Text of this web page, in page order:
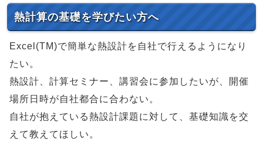
熱計算の基礎を学びたい方へ
Excel(TM)で簡単な熱設計を自社で行えるようになり
たい。
熱設計、計算セミナー、講習会に参加したいが、開催
場所日時が自社都合に合わない。
自社が抱えている熱設計課題に対して、基礎知識を交
えて教えてほしい。